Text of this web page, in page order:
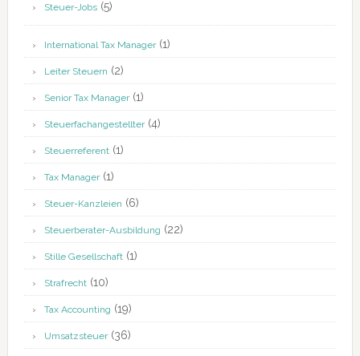
Steuer-Jobs(5)
International Tax Manager(1)
Leiter Steuern (2)
Senior Tax Manager(1)
Steuerfachangestellter(4)
Steuerreferent(1)
Tax Manager(1)
Steuer-Kanzleien (6)
Steuerberater-Ausbildung (22)
Stille Gesellschaft(1)
Strafrecht(10)
Tax Accounting (19)
Umsatzsteuer(36)